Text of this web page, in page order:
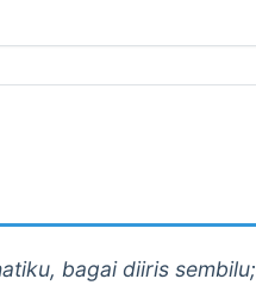
bagai diiris sembilu;